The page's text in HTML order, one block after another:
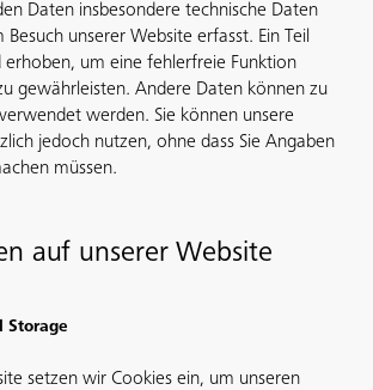
Daten insbesondere technische Daten
unserer Website erfasst. Ein Teil
erhoben, um eine fehlerfreie Funktion
gewährleisten. Andere Daten können zu
werden. Sie können unsere
jedoch nutzen, ohne dass Sie Angaben
müssen.
auf unserer Website
Storage
setzen wir Cookies ein, um unseren